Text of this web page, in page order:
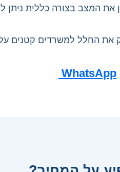
את המצב בצורה כללית ניתן
את החלל למשרדים קטנים
WhatsApp